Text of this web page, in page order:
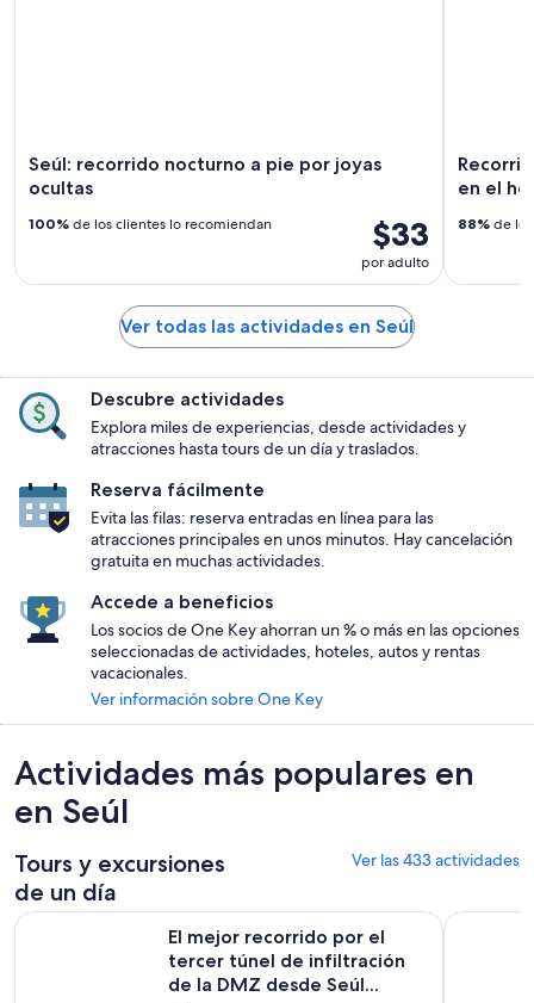
Seúl: recorrido nocturno a pie por joyas
ocultas
$33
por adulto
100% de los clientes lo recomiendan
en el
88% de
Ver todas las actividades en Seúl
Descubre actividades
Explora miles de experiencias, desde actividades y
atracciones hasta tours de un día y traslados.
Reserva fácilmente
Evita las filas: reserva entradas en línea para las
atracciones principales en unos minutos. Hay cancelación
gratuita en muchas actividades.
Accede a beneficios
Los socios de One Key ahorran un % o más en las opciones
seleccionadas de actividades, hoteles, autos y rentas
vacacionales.
Ver información sobre One Key
Actividades más populares en
en Seúl
Tours y excursiones
de un día
Ver las 433 actividades
El mejor recorrido por el
tercer túnel de infiltración
de la DMZ desde Seúl...
El mejor recorrido por el tercer túnel de infiltración de la
Tour para